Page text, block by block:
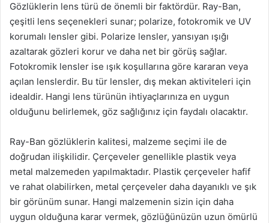
Gözlüklerin lens türü de önemli bir faktördür. Ray-Ban,
çeşitli lens seçenekleri sunar; polarize, fotokromik ve UV
korumalı lensler gibi. Polarize lensler, yansıyan ışığı
azaltarak gözleri korur ve daha net bir görüş sağlar.
Fotokromik lensler ise ışık koşullarına göre kararan veya
açılan lenslerdir. Bu tür lensler, dış mekan aktiviteleri için
idealdir. Hangi lens türünün ihtiyaçlarınıza en uygun
olduğunu belirlemek, göz sağlığınız için faydalı olacaktır.
Ray-Ban gözlüklerin kalitesi, malzeme seçimi ile de
doğrudan ilişkilidir. Çerçeveler genellikle plastik veya
metal malzemeden yapılmaktadır. Plastik çerçeveler hafif
ve rahat olabilirken, metal çerçeveler daha dayanıklı ve şık
bir görünüm sunar. Hangi malzemenin sizin için daha
uygun olduğuna karar vermek, gözlüğünüzün uzun ömürlü